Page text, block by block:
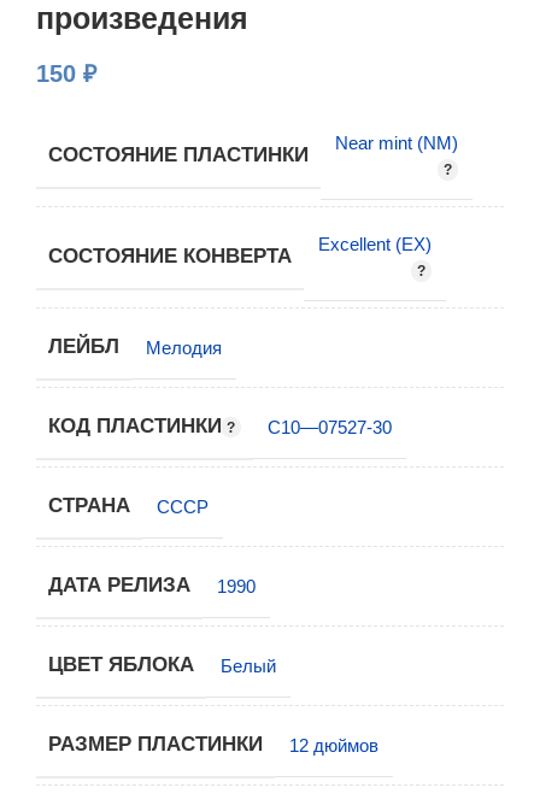
произведения
150 ₽
СОСТОЯНИЕ ПЛАСТИНКИ
Near mint (NM)
СОСТОЯНИЕ КОНВЕРТА
Excellent (EX)
ЛЕЙБЛ Мелодия
КОД ПЛАСТИНКИ С10—07527-30
СТРАНА СССР
ДАТА РЕЛИЗА 1990
ЦВЕТ ЯБЛОКА Белый
РАЗМЕР ПЛАСТИНКИ 12 дюймов